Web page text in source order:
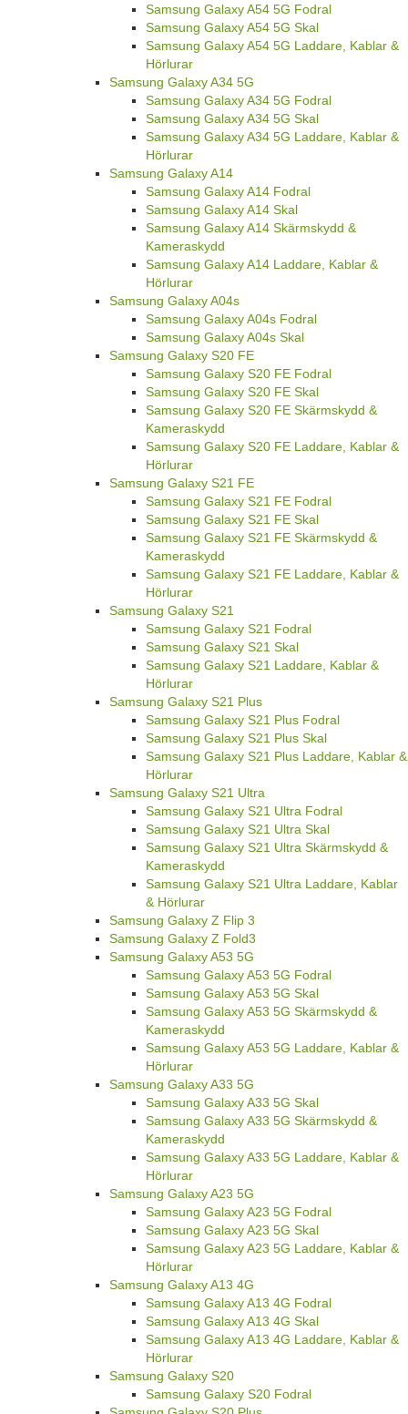
Samsung Galaxy A54 5G Fodral
Samsung Galaxy A54 5G Skal
Samsung Galaxy A54 5G Laddare, Kablar &
Hörlurar
Samsung Galaxy A34 5G
Samsung Galaxy A34 5G Fodral
Samsung Galaxy A34 5G Skal
Samsung Galaxy A34 5G Laddare, Kablar &
Hörlurar
Samsung Galaxy A14
Samsung Galaxy A14 Fodral
Samsung Galaxy A14 Skal
Samsung Galaxy A14 Skärmskydd &
Kameraskydd
Samsung Galaxy A14 Laddare, Kablar &
Hörlurar
Samsung Galaxy A04s
Samsung Galaxy A04s Fodral
Samsung Galaxy A04s Skal
Samsung Galaxy S20 FE
Samsung Galaxy S20 FE Fodral
Samsung Galaxy S20 FE Skal
Samsung Galaxy S20 FE Skärmskydd &
Kameraskydd
Samsung Galaxy S20 FE Laddare, Kablar &
Hörlurar
Samsung Galaxy S21 FE
Samsung Galaxy S21 FE Fodral
Samsung Galaxy S21 FE Skal
Samsung Galaxy S21 FE Skärmskydd &
Kameraskydd
Samsung Galaxy S21 FE Laddare, Kablar &
Hörlurar
Samsung Galaxy S21
Samsung Galaxy S21 Fodral
Samsung Galaxy S21 Skal
Samsung Galaxy S21 Laddare, Kablar &
Hörlurar
Samsung Galaxy S21 Plus
Samsung Galaxy S21 Plus Fodral
Samsung Galaxy S21 Plus Skal
Samsung Galaxy S21 Plus Laddare, Kablar &
Hörlurar
Samsung Galaxy S21 Ultra
Samsung Galaxy S21 Ultra Fodral
Samsung Galaxy S21 Ultra Skal
Samsung Galaxy S21 Ultra Skärmskydd &
Kameraskydd
Samsung Galaxy S21 Ultra Laddare, Kablar
& Hörlurar
Samsung Galaxy Z Flip 3
Samsung Galaxy Z Fold3
Samsung Galaxy A53 5G
Samsung Galaxy A53 5G Fodral
Samsung Galaxy A53 5G Skal
Samsung Galaxy A53 5G Skärmskydd &
Kameraskydd
Samsung Galaxy A53 5G Laddare, Kablar &
Hörlurar
Samsung Galaxy A33 5G
Samsung Galaxy A33 5G Skal
Samsung Galaxy A33 5G Skärmskydd &
Kameraskydd
Samsung Galaxy A33 5G Laddare, Kablar &
Hörlurar
Samsung Galaxy A23 5G
Samsung Galaxy A23 5G Fodral
Samsung Galaxy A23 5G Skal
Samsung Galaxy A23 5G Laddare, Kablar &
Hörlurar
Samsung Galaxy A13 4G
Samsung Galaxy A13 4G Fodral
Samsung Galaxy A13 4G Skal
Samsung Galaxy A13 4G Laddare, Kablar &
Hörlurar
Samsung Galaxy S20
Samsung Galaxy S20 Fodral